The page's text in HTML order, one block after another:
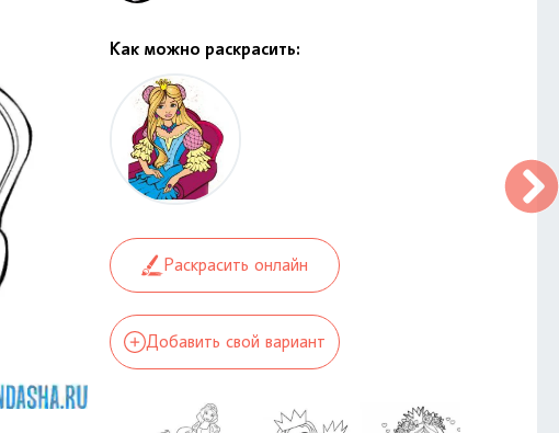
Как можно раскрасить:
Раскрасить онлайн
Добавить свой вариант